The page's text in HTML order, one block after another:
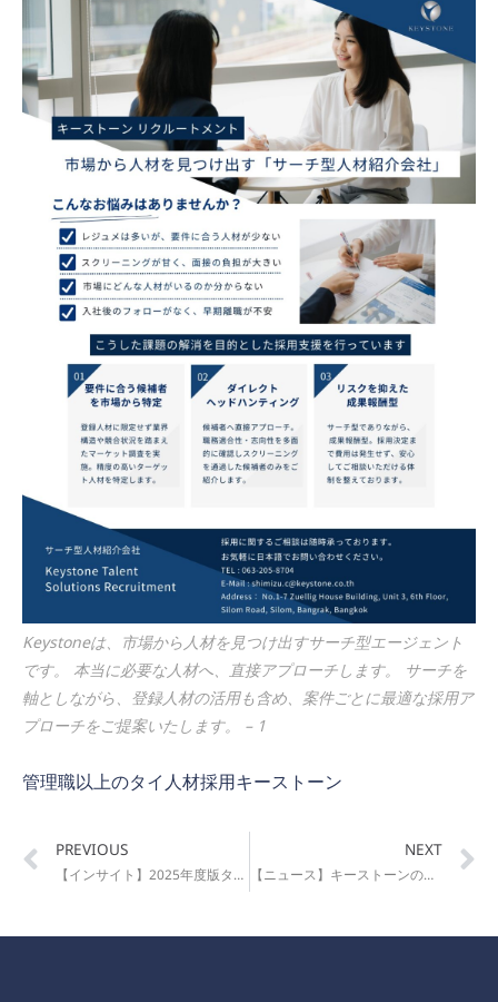
Keystoneは、市場から人材を見つけ出すサーチ型エージェント
です。 本当に必要な人材へ、直接アプローチします。 サーチを
軸としながら、登録人材の活用も含め、案件ごとに最適な採用ア
プローチをご提案いたします。 – 1
管理職以上のタイ人材採用キーストーン
PREVIOUS
【インサイト】2025年度版タイの昇給率と使える一言タイ語
NEXT
【ニュース】キーストーンの新しいパンフレットが完成しました